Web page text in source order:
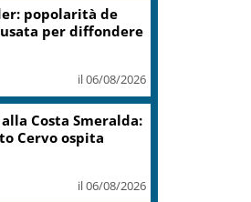
popolarità de
usata per diffondere
il 06/08/2026
Costa Smeralda:
Cervo ospita
il 06/08/2026